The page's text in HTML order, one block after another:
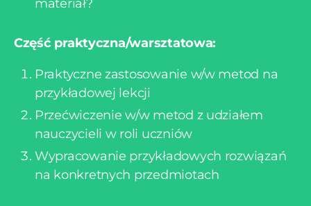
materiał?
Część praktyczna/warsztatowa:
Praktyczne zastosowanie w/w metod na
przykładowej lekcji
Przećwiczenie w/w metod z udziałem
nauczycieli w roli uczniów
Wypracowanie przykładowych rozwiązań
na konkretnych przedmiotach